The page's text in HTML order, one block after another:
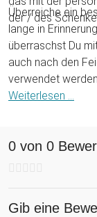
der / des
Überreiche ein
lange in
überraschst Du
auch nach den
verwendet
dekorative Optik
Weiterlesen ...
0 von 0
Gib eine